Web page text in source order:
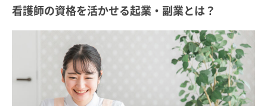
看護師の資格を活かせる起業・副業とは？